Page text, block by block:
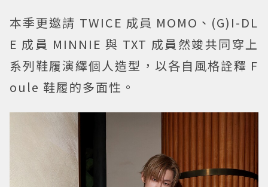
本季更邀請 TWICE 成員 MOMO、(G)I-DL
E 成員 MINNIE 與 TXT 成員然竣共同穿上
系列鞋履演繹個人造型，以各自風格詮釋 F
oule 鞋履的多面性。